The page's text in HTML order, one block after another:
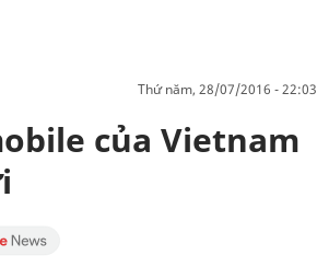
thứ năm, 28/07/2016 - 22:03
của Vietnam